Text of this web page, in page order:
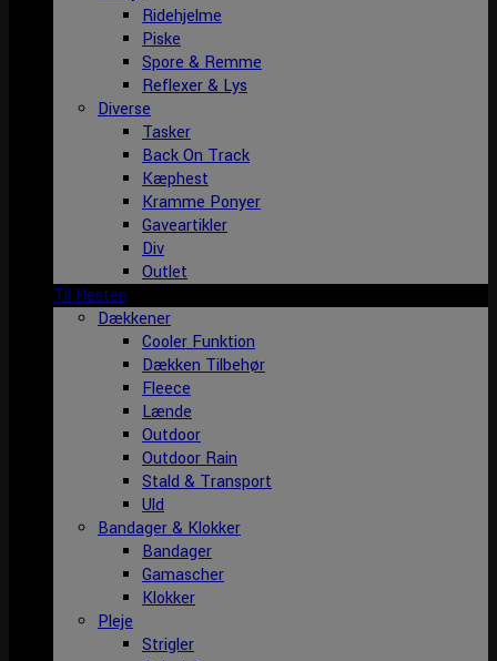
Ridehjelme
Piske
Spore & Remme
Reflexer & Lys
Diverse
Tasker
Back On Track
Kæphest
Kramme Ponyer
Gaveartikler
Div
Outlet
Til Hesten
Dækkener
Cooler Funktion
Dækken Tilbehør
Fleece
Lænde
Outdoor
Outdoor Rain
Stald & Transport
Uld
Bandager & Klokker
Bandager
Gamascher
Klokker
Pleje
Strigler